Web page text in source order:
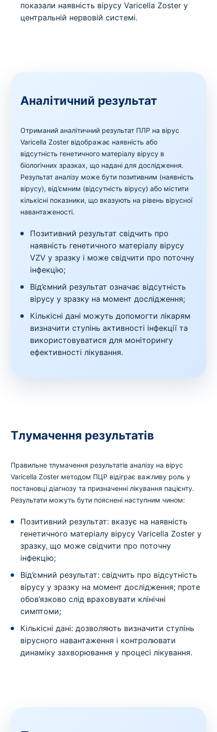
показали наявність вірусу Varicella Zoster у
центральній нервовій системі.
Аналітичний результат
Отриманий аналітичний результат ПЛР на вірус
Varicella Zoster відображає наявність або
відсутність генетичного матеріалу вірусу в
біологічних зразках, що надані для дослідження.
Результат аналізу може бути позитивним (наявність
вірусу), від’ємним (відсутність вірусу) або містити
кількісні показники, що вказують на рівень вірусної
навантаженості.
Позитивний результат свідчить про
наявність генетичного матеріалу вірусу
VZV у зразку і може свідчити про поточну
інфекцію;
Від’ємний результат означає відсутність
вірусу у зразку на момент дослідження;
Кількісні дані можуть допомогти лікарям
визначити ступінь активності інфекції та
використовуватися для моніторингу
ефективності лікування.
Тлумачення результатів
Правильне тлумачення результатів аналізу на вірус
Varicella Zoster методом ПЦР відіграє важливу роль у
постановці діагнозу та призначенні лікування пацієнту.
Результати можуть бути пояснені наступним чином:
Позитивний результат: вказує на наявність
генетичного матеріалу вірусу Varicella Zoster у
зразку, що може свідчити про поточну
інфекцію;
Від’ємний результат: свідчить про відсутність
вірусу у зразку на момент дослідження; проте
обов’язково слід враховувати клінічні
симптоми;
Кількісні дані: дозволяють визначити ступінь
вірусного навантаження і контролювати
динаміку захворювання у процесі лікування.